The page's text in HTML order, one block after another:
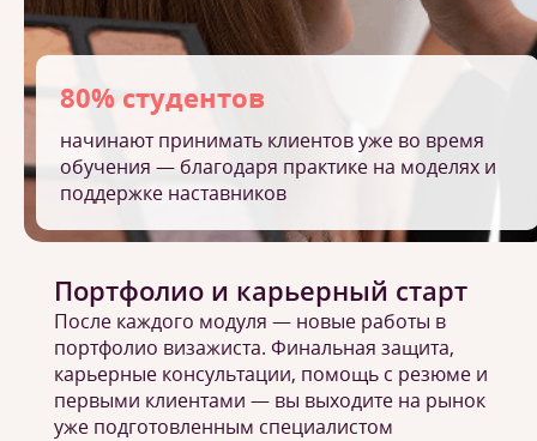
80% студентов
начинают принимать клиентов уже во время
обучения — благодаря практике на моделях и
поддержке наставников
Портфолио и карьерный старт
После каждого модуля — новые работы в
портфолио визажиста. Финальная защита,
карьерные консультации, помощь с резюме и
первыми клиентами — вы выходите на рынок
уже подготовленным специалистом